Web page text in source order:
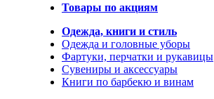
Товары по акциям
Одежда, книги и стиль
Одежда и головные уборы
Фартуки, перчатки и рукавицы
Сувениры и аксессуары
Книги по барбекю и винам